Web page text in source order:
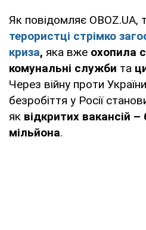
Як повідомляє OBOZ.UA,
терористці стрімко
криза, яка вже охопила
комунальні служби та
Через війну проти
безробіття у Росії
як відкритих вакансій –
мільйона.